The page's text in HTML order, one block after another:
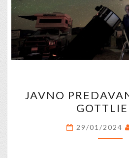
JAVNO
29/01/2024